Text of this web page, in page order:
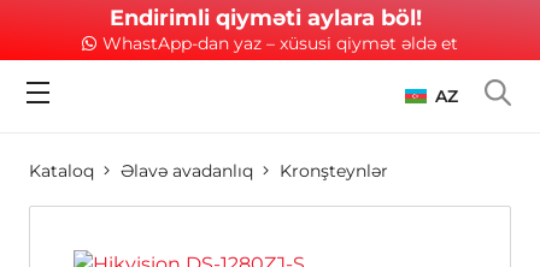
Endirimli qiyməti aylara böl!
WhastApp-dan yaz – xüsusi qiymət əldə et
AZ
Kataloq Əlavə avadanlıq Kronşteynlər